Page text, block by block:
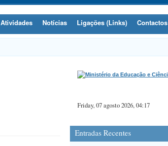
Atividades Notícias Ligações (Links) Contactos
Friday, 07 agosto 2026, 04:17
Entradas Recentes